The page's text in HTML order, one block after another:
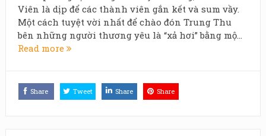
Viên là dịp để các thành viên gắn kết và sum vầy.
Một cách tuyệt vời nhất để chào đón Trung Thu
bên những người thương yêu là “xả hơi” bằng mộ...
Read more
Share Tweet Share Share